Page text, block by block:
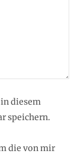
diesem
speichern.
die von mir